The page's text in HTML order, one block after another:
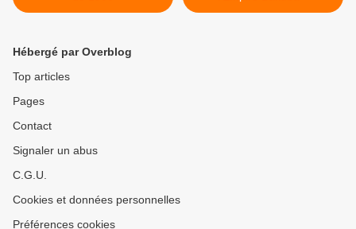
Hébergé par Overblog
Top articles
Pages
Contact
Signaler un abus
C.G.U.
Cookies et données personnelles
Préférences cookies